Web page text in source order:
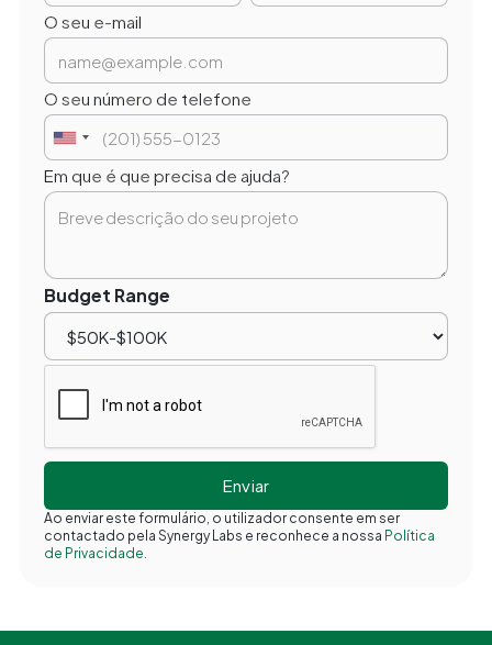
O seu e-mail
O seu número de telefone
Em que é que precisa de ajuda?
Budget Range
Ao enviar este formulário, o utilizador consente em ser
contactado pela Synergy Labs e reconhece a nossa Política
de Privacidade.